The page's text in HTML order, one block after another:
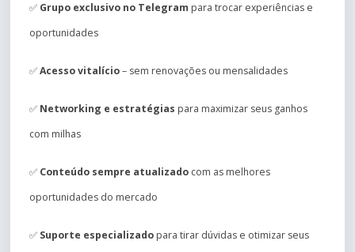
✅ Grupo exclusivo no Telegram para trocar experiências e
oportunidades
✅Acesso vitalício– sem renovações ou mensalidades
✅ Networking e estratégias para maximizar seus ganhos
com milhas
✅ Conteúdo sempre atualizado com as melhores
oportunidades do mercado
✅ Suporte especializado para tirar dúvidas e otimizar seus